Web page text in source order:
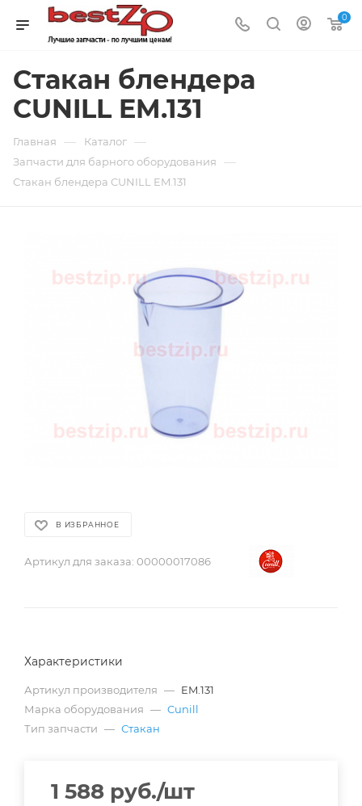
0
Стакан блендера
CUNILL EM.131
Главная — Каталог —
Запчасти для барного оборудования —
Стакан блендера CUNILL EM.131
В ИЗБРАННОЕ
Артикул для заказа: 00000017086
Характеристики
Артикул производителя — EM.131
Марка оборудования — Cunill
Тип запчасти — Стакан
1 588 руб./шт